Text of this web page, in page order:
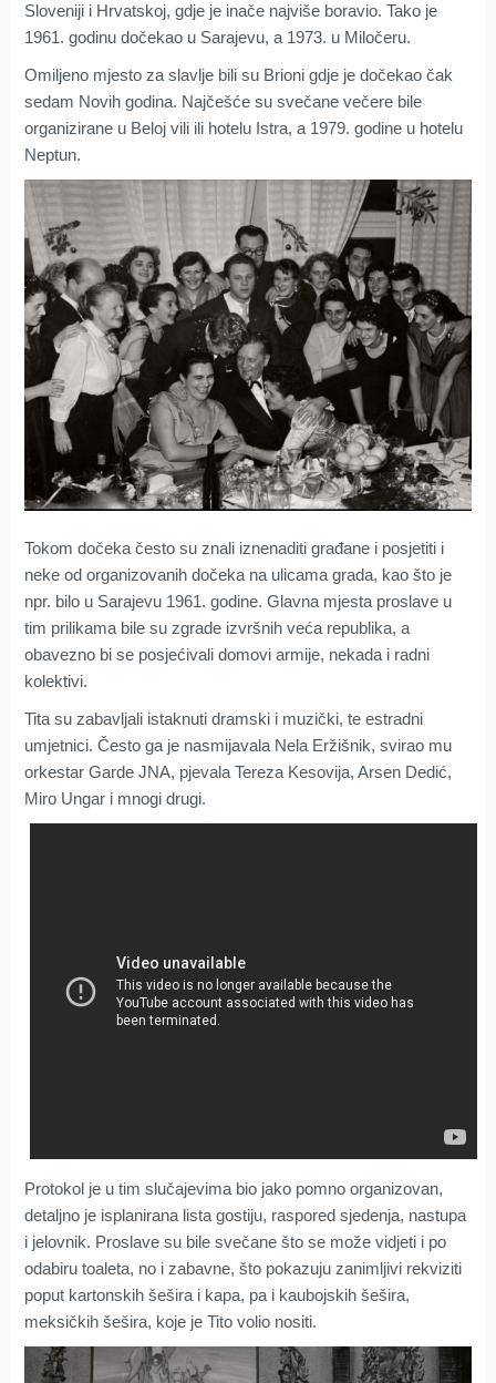
Sloveniji i Hrvatskoj, gdje je inače najviše boravio. Tako je
1961. godinu dočekao u Sarajevu, a 1973. u Miločeru.
Omiljeno mjesto za slavlje bili su Brioni gdje je dočekao čak
sedam Novih godina. Najčešće su svečane večere bile
organizirane u Beloj vili ili hotelu Istra, a 1979. godine u hotelu
Neptun.
Tokom dočeka često su znali iznenaditi građane i posjetiti i
neke od organizovanih dočeka na ulicama grada, kao što je
npr. bilo u Sarajevu 1961. godine. Glavna mjesta proslave u
tim prilikama bile su zgrade izvršnih veća republika, a
obavezno bi se posjećivali domovi armije, nekada i radni
kolektivi.
Tita su zabavljali istaknuti dramski i muzički, te estradni
umjetnici. Često ga je nasmijavala Nela Eržišnik, svirao mu
orkestar Garde JNA, pjevala Tereza Kesovija, Arsen Dedić,
Miro Ungar i mnogi drugi.
Protokol je u tim slučajevima bio jako pomno organizovan,
detaljno je isplanirana lista gostiju, raspored sjedenja, nastupa
i jelovnik. Proslave su bile svečane što se može vidjeti i po
odabiru toaleta, no i zabavne, što pokazuju zanimljivi rekviziti
poput kartonskih šešira i kapa, pa i kaubojskih šešira,
meksičkih šešira, koje je Tito volio nositi.